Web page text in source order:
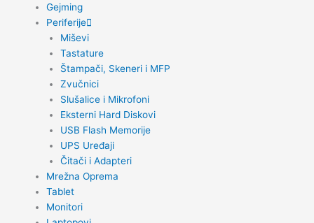
Gejming
Periferije
Miševi
Tastature
Štampači, Skeneri i MFP
Zvučnici
Slušalice i Mikrofoni
Eksterni Hard Diskovi
USB Flash Memorije
UPS Uređaji
Čitači i Adapteri
Mrežna Oprema
Tablet
Monitori